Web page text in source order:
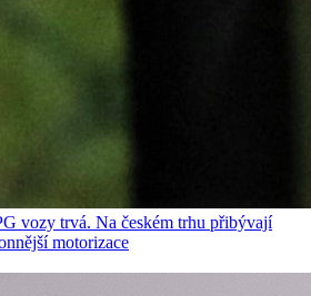
vozy trvá. Na českém trhu přibývají
motorizace